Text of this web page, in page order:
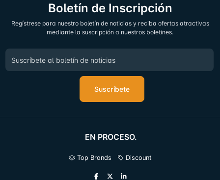
Boletín de Inscripción
Regístrese para nuestro boletín de noticias y reciba ofertas atractivas
mediante la suscripción a nuestros boletines.
Suscríbete
EN PROCESO.
Top Brands Discount